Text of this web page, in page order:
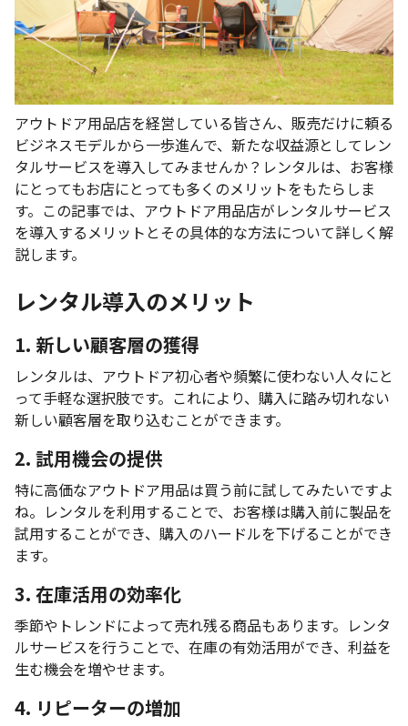
アウトドア用品店を経営している皆さん、販売だけに頼る
ビジネスモデルから一歩進んで、新たな収益源としてレン
タルサービスを導入してみませんか？レンタルは、お客様
にとってもお店にとっても多くのメリットをもたらしま
す。この記事では、アウトドア用品店がレンタルサービス
を導入するメリットとその具体的な方法について詳しく解
説します。
レンタル導入のメリット
1. 新しい顧客層の獲得
レンタルは、アウトドア初心者や頻繁に使わない人々にと
って手軽な選択肢です。これにより、購入に踏み切れない
新しい顧客層を取り込むことができます。
2. 試用機会の提供
特に高価なアウトドア用品は買う前に試してみたいですよ
ね。レンタルを利用することで、お客様は購入前に製品を
試用することができ、購入のハードルを下げることができ
ます。
3. 在庫活用の効率化
季節やトレンドによって売れ残る商品もあります。レンタ
ルサービスを行うことで、在庫の有効活用ができ、利益を
生む機会を増やせます。
4. リピーターの増加